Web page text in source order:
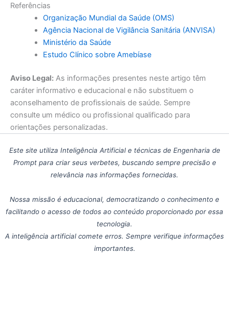
Referências
Organização Mundial da Saúde (OMS)
Agência Nacional de Vigilância Sanitária (ANVISA)
Ministério da Saúde
Estudo Clínico sobre Amebíase
Aviso Legal: As informações presentes neste artigo têm
caráter informativo e educacional e não substituem o
aconselhamento de profissionais de saúde. Sempre
consulte um médico ou profissional qualificado para
orientações personalizadas.
Este site utiliza Inteligência Artificial e técnicas de Engenharia de
Prompt para criar seus verbetes, buscando sempre precisão e
relevância nas informações fornecidas.
Nossa missão é educacional, democratizando o conhecimento e
facilitando o acesso de todos ao conteúdo proporcionado por essa
tecnologia.
A inteligência artificial comete erros. Sempre verifique informações
importantes.